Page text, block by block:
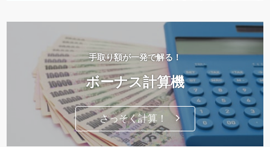
手取り額が一発で解る！
ボーナス計算機
さっそく計算！